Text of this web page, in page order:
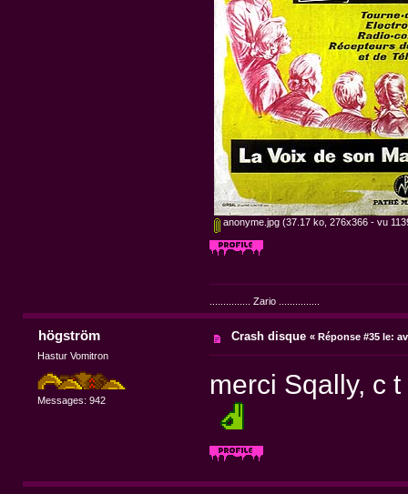
anonyme.jpg (37.17 ko, 276x366 - vu
............... Zario ...............
högström
Hastur Vomitron
Messages: 942
Crash disque «Réponse #35 le:
merci Sqally, c